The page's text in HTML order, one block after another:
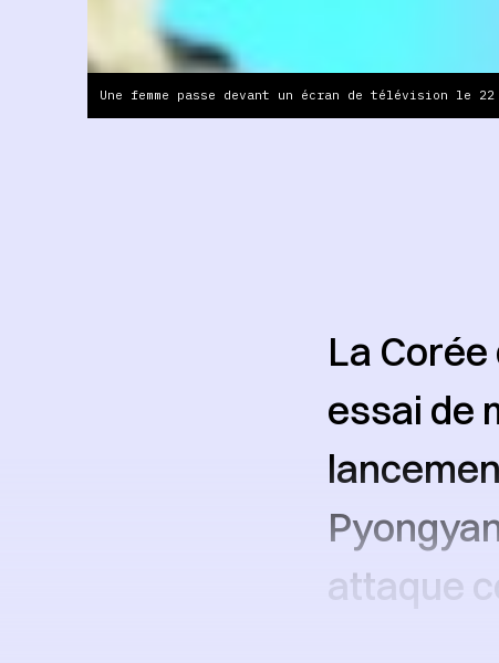
Une femme passe devant un écran de télévision le
La
essai de
attaque